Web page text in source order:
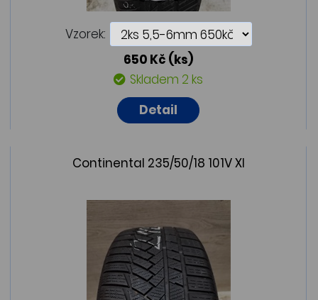
Vzorek:
650 Kč (ks)
Skladem 2 ks
Detail
Continental 235/50/18 101V Xl